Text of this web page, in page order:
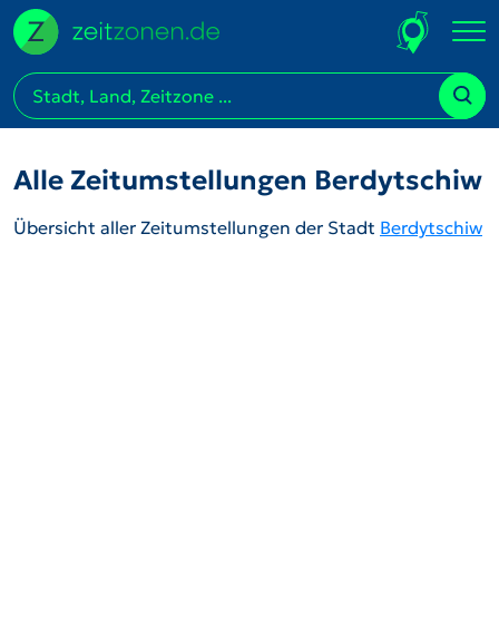
Alle Zeitumstellungen Berdytschiw
Übersicht aller Zeitumstellungen der Stadt Berdytschiw